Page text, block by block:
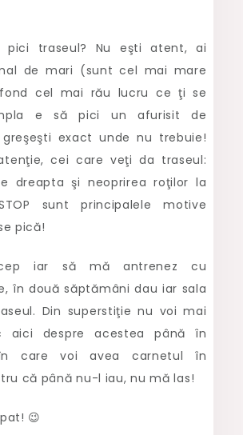
pici traseul? Nu eşti atent, ai
de mari (sunt cel mai mare
cel mai rău lucru ce ţi se
e să pici un afurisit de
exact unde nu trebuie!
cei care veţi da traseul:
dreapta şi neoprirea roţilor la
sunt principalele motive
pică!
iar să mă antrenez cu
în două săptămâni dau iar sala
Din superstiţie nu voi mai
aici despre acestea până în
care voi avea carnetul în
că până nu-l iau, nu mă las!
😉